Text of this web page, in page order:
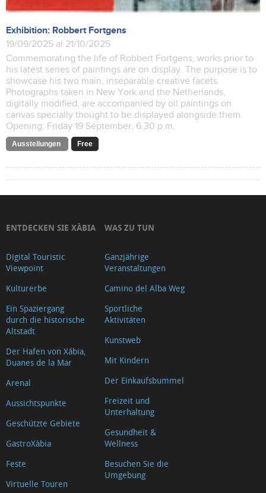
Exhibition: Robbert Fortgens
19/09/2025 al 21/10/2025
Commemorating the life of Robbert Fortgens, works prior to
his latest series of paintings are on display. The purpose is to
showcase his two main, inseparable creative facets.
Photographs taken in New York and the Netherlands,
digitally modified, are accompanied by oil paintings on
canvas specially thought to be displayed alongside them.
Opening: Friday 19 September, 6.30 p.m.
Ausstellungen Free
ENTDECKEN SIE XÀBIA
Digital Touristic
Viewpoint
Kulturerbe
Ein Spaziergang
durch die historische
Altstadt
Der Hafen von Xábia,
Duanes de la Mar
Arenal
Aussichtspunkte
Geschützte Gebiete
GastroXàbia
Feste
Virtuelle Touren
WAS ZU TUN
Ganzjährige
Veranstaltungen
Camino del Alba Weg
Sportliche
Aktivitäten
Kunstweb
Mit Kindern
Der Einkaufsbummel
Freizeit und
Unterhaltung
Gesundheit &
Wellness
Besuchen Sie die
Umgebung